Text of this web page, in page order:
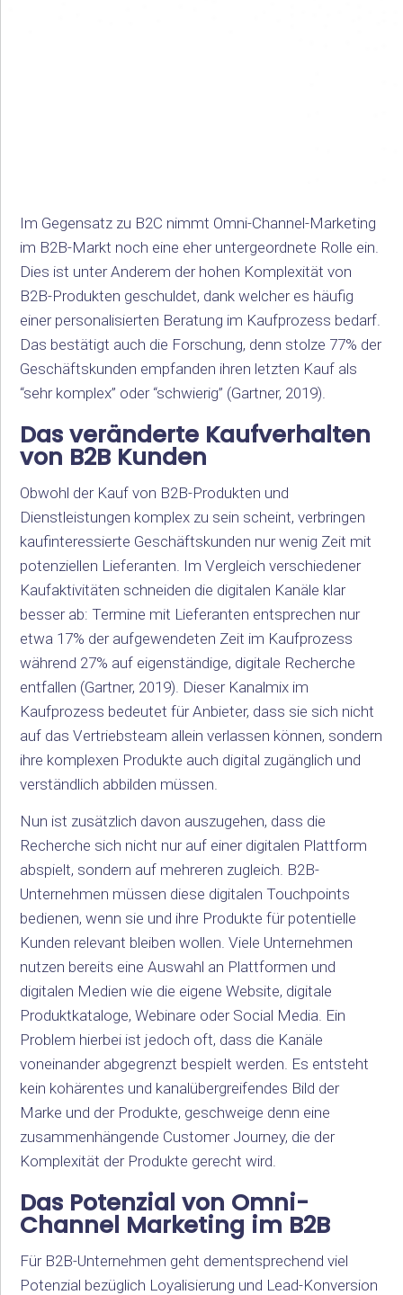
Im Gegensatz zu B2C nimmt Omni-Channel-Marketing
im B2B-Markt noch eine eher untergeordnete Rolle ein.
Dies ist unter Anderem der hohen Komplexität von
B2B-Produkten geschuldet, dank welcher es häufig
einer personalisierten Beratung im Kaufprozess bedarf.
Das bestätigt auch die Forschung, denn stolze 77% der
Geschäftskunden empfanden ihren letzten Kauf als
“sehr komplex” oder “schwierig” (Gartner, 2019).
Das veränderte Kaufverhalten
von B2B Kunden
Obwohl der Kauf von B2B-Produkten und
Dienstleistungen komplex zu sein scheint, verbringen
kaufinteressierte Geschäftskunden nur wenig Zeit mit
potenziellen Lieferanten. Im Vergleich verschiedener
Kaufaktivitäten schneiden die digitalen Kanäle klar
besser ab: Termine mit Lieferanten entsprechen nur
etwa 17% der aufgewendeten Zeit im Kaufprozess
während 27% auf eigenständige, digitale Recherche
entfallen (Gartner, 2019). Dieser Kanalmix im
Kaufprozess bedeutet für Anbieter, dass sie sich nicht
auf das Vertriebsteam allein verlassen können, sondern
ihre komplexen Produkte auch digital zugänglich und
verständlich abbilden müssen.
Nun ist zusätzlich davon auszugehen, dass die
Recherche sich nicht nur auf einer digitalen Plattform
abspielt, sondern auf mehreren zugleich. B2B-
Unternehmen müssen diese digitalen Touchpoints
bedienen, wenn sie und ihre Produkte für potentielle
Kunden relevant bleiben wollen. Viele Unternehmen
nutzen bereits eine Auswahl an Plattformen und
digitalen Medien wie die eigene Website, digitale
Produktkataloge, Webinare oder Social Media. Ein
Problem hierbei ist jedoch oft, dass die Kanäle
voneinander abgegrenzt bespielt werden. Es entsteht
kein kohärentes und kanalübergreifendes Bild der
Marke und der Produkte, geschweige denn eine
zusammenhängende Customer Journey, die der
Komplexität der Produkte gerecht wird.
Das Potenzial von Omni-
Channel Marketing im B2B
Für B2B-Unternehmen geht dementsprechend viel
Potenzial bezüglich Loyalisierung und Lead-Konversion